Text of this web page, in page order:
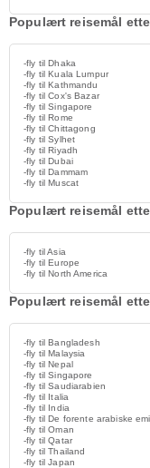
Populært reisemål
-fly til Dhaka
-fly til Kuala Lumpur
-fly til Kathmandu
-fly til Cox's Bazar
-fly til Singapore
-fly til Rome
-fly til Chittagong
-fly til Sylhet
-fly til Riyadh
-fly til Dubai
-fly til Dammam
-fly til Muscat
Populært reisemål
-fly til Asia
-fly til Europe
-fly til North America
Populært reisemål
-fly til Bangladesh
-fly til Malaysia
-fly til Nepal
-fly til Singapore
-fly til Saudiarabien
-fly til Italia
-fly til India
-fly til De forente arabiske
-fly til Oman
-fly til Qatar
-fly til Thailand
-fly til Japan